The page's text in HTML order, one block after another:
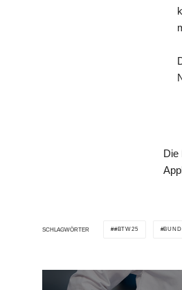
Die
SCHLAGWÖRTER #BTW25